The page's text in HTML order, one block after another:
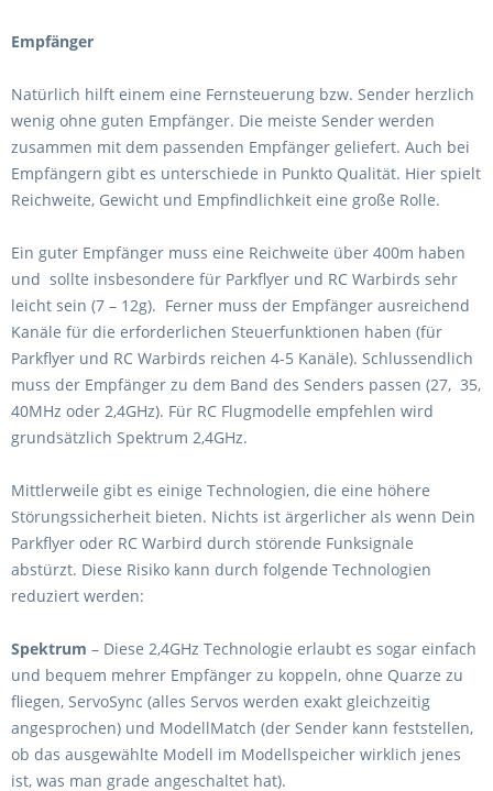
Empfänger
Natürlich hilft einem eine Fernsteuerung bzw. Sender herzlich
wenig ohne guten Empfänger. Die meiste Sender werden
zusammen mit dem passenden Empfänger geliefert. Auch bei
Empfängern gibt es unterschiede in Punkto Qualität. Hier spielt
Reichweite, Gewicht und Empfindlichkeit eine große Rolle.
Ein guter Empfänger muss eine Reichweite über 400m haben
und sollte insbesondere für Parkflyer und RC Warbirds sehr
leicht sein (7 – 12g). Ferner muss der Empfänger ausreichend
Kanäle für die erforderlichen Steuerfunktionen haben (für
Parkflyer und RC Warbirds reichen 4-5 Kanäle). Schlussendlich
muss der Empfänger zu dem Band des Senders passen (27, 35,
40MHz oder 2,4GHz). Für RC Flugmodelle empfehlen wird
grundsätzlich Spektrum 2,4GHz.
Mittlerweile gibt es einige Technologien, die eine höhere
Störungssicherheit bieten. Nichts ist ärgerlicher als wenn Dein
Parkflyer oder RC Warbird durch störende Funksignale
abstürzt. Diese Risiko kann durch folgende Technologien
reduziert werden:
Spektrum – Diese 2,4GHz Technologie erlaubt es sogar einfach
und bequem mehrer Empfänger zu koppeln, ohne Quarze zu
fliegen, ServoSync (alles Servos werden exakt gleichzeitig
angesprochen) und ModellMatch (der Sender kann feststellen,
ob das ausgewählte Modell im Modellspeicher wirklich jenes
ist, was man grade angeschaltet hat).